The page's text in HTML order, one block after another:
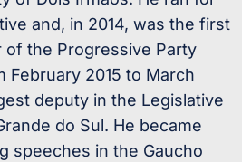
and, in 2014, was the first
of the Progressive Party
February 2015 to March
deputy in the Legislative
do Sul. He became
speeches in the Gaucho